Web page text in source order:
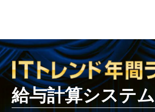
給与計算システム